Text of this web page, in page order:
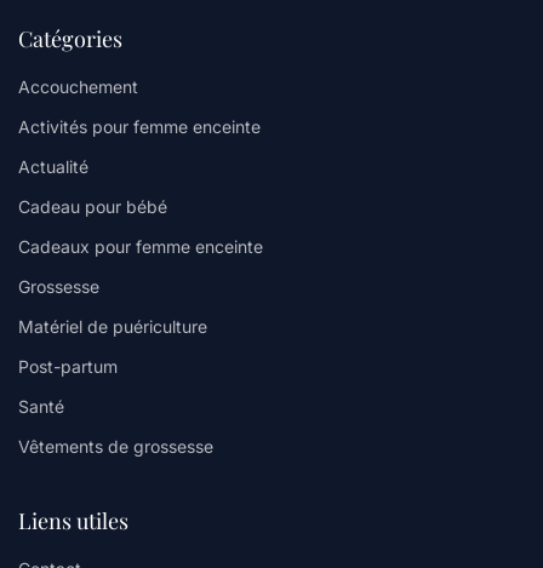
Catégories
Accouchement
Activités pour femme enceinte
Actualité
Cadeau pour bébé
Cadeaux pour femme enceinte
Grossesse
Matériel de puériculture
Post-partum
Santé
Vêtements de grossesse
Liens utiles